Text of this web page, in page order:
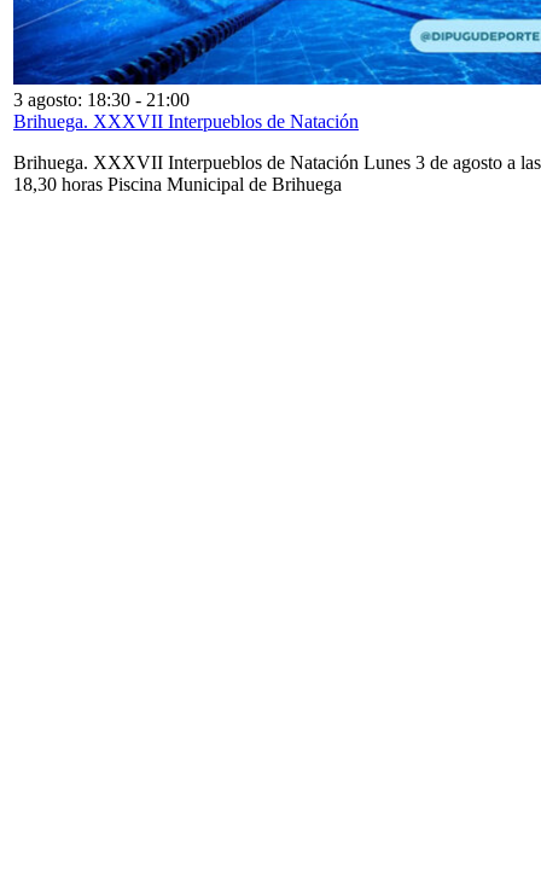
3 agosto: 18:30 - 21:00
Brihuega. XXXVII Interpueblos de Natación
Brihuega. XXXVII Interpueblos de Natación Lunes 3 de agosto a las
18,30 horas Piscina Municipal de Brihuega